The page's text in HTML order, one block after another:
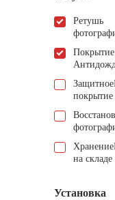
Ретушь
Покрытие
Защитное
покрытие
Хранение
на складе
Установка